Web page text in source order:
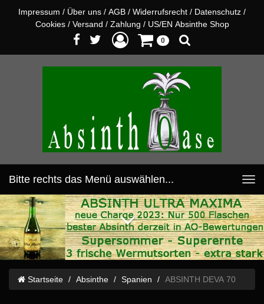
Impressum / Über uns / AGB / Widerrufsrecht / Datenschutz /
Cookies / Versand / Zahlung / US/EN Absinthe Shop
0
Bitte rechts das Menü auswählen...
Startseite Absinthe Spanien ABSINTH DEVA 70